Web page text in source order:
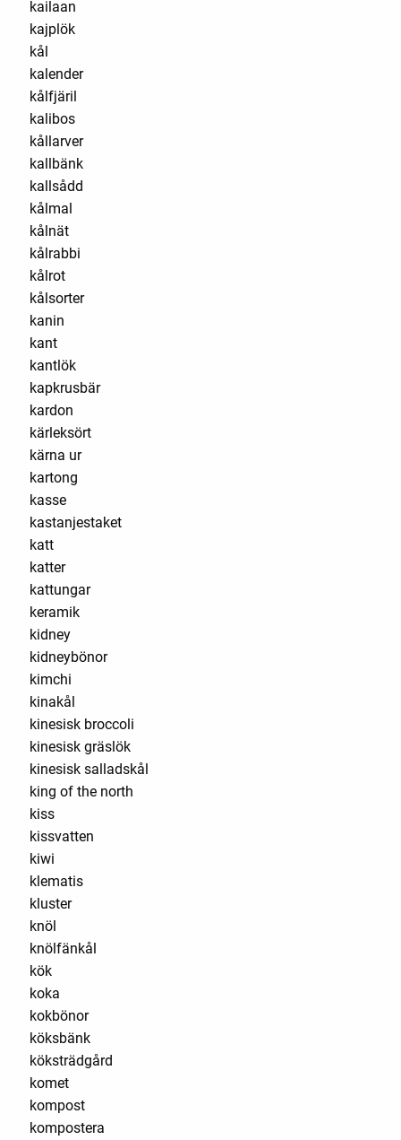
kailaan
kajplök
kål
kalender
kålfjäril
kalibos
kållarver
kallbänk
kallsådd
kålmal
kålnät
kålrabbi
kålrot
kålsorter
kanin
kant
kantlök
kapkrusbär
kardon
kärleksört
kärna ur
kartong
kasse
kastanjestaket
katt
katter
kattungar
keramik
kidney
kidneybönor
kimchi
kinakål
kinesisk broccoli
kinesisk gräslök
kinesisk salladskål
king of the north
kiss
kissvatten
kiwi
klematis
kluster
knöl
knölfänkål
kök
koka
kokbönor
köksbänk
köksträdgård
komet
kompost
kompostera